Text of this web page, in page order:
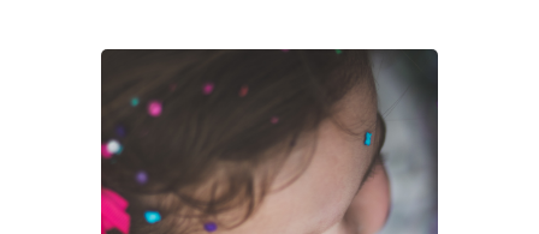
Progetti
Documenti
Carta Servizi